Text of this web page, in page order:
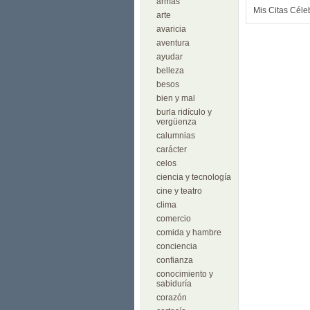
arte
avaricia
aventura
ayudar
belleza
besos
bien y mal
burla ridículo y
vergüenza
calumnias
carácter
celos
ciencia y tecnología
cine y teatro
clima
comercio
comida y hambre
conciencia
confianza
conocimiento y
sabiduría
corazón
Mis Citas